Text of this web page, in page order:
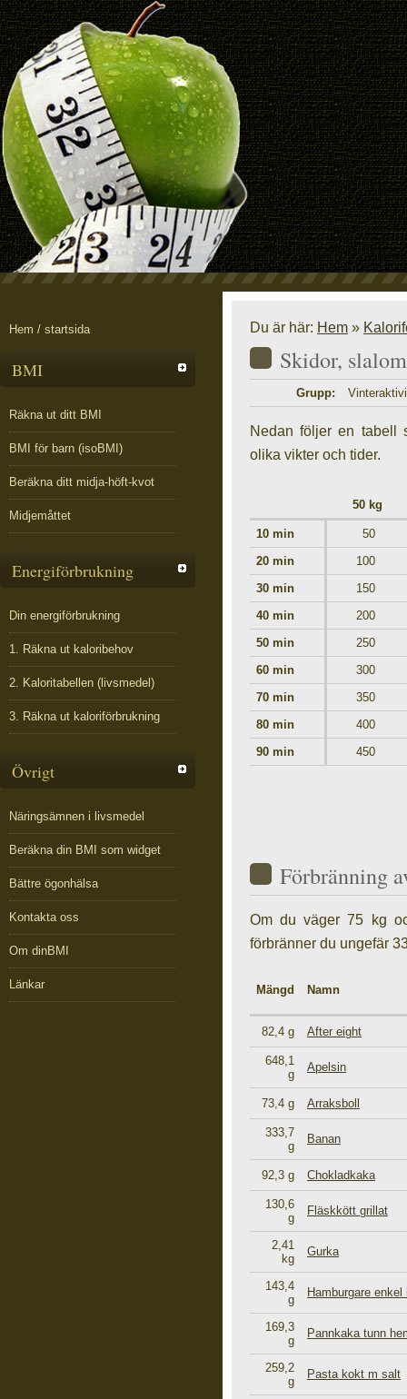
Hem / startsida
BMI
Räkna ut ditt BMI
BMI för barn (isoBMI)
Beräkna ditt midja-höft-kvot
Midjemåttet
Energiförbrukning
Din energiförbrukning
1. Räkna ut kaloribehov
2. Kaloritabellen (livsmedel)
3. Räkna ut kaloriförbrukning
Övrigt
Näringsämnen i livsmedel
Beräkna din BMI som widget
Bättre ögonhälsa
Kontakta oss
Om dinBMI
Länkar
Du är här: Hem »
Skidor, slalom
Grupp:
Nedan följer en tabell
olika vikter och tider.
50 kg
10 min
50
20 min
100
30 min
150
40 min
200
50 min
250
60 min
300
70 min
350
80 min
400
90 min
450
Förbränning
Om du väger 75 kg
förbränner du ungefär
Mängd Namn
82,4 g After eight
648,1
g
Apelsin
73,4 g Arraksboll
333,7
g
Banan
92,3 g Chokladkaka
130,6
g
Fläskkött grillat
2,41
kg
Gurka
143,4
g
Hamburgare
169,3
g
Pannkaka tunn
259,2
g
Pasta kokt m salt